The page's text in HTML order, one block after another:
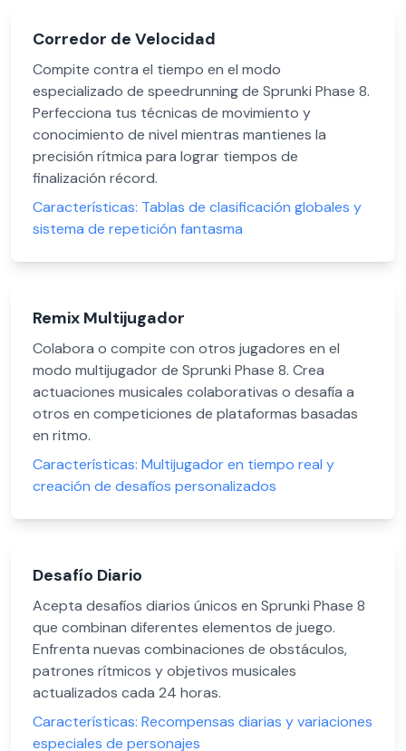
Corredor de Velocidad
Compite contra el tiempo en el modo
especializado de speedrunning de Sprunki Phase 8.
Perfecciona tus técnicas de movimiento y
conocimiento de nivel mientras mantienes la
precisión rítmica para lograr tiempos de
finalización récord.
Características: Tablas de clasificación globales y
sistema de repetición fantasma
Remix Multijugador
Colabora o compite con otros jugadores en el
modo multijugador de Sprunki Phase 8. Crea
actuaciones musicales colaborativas o desafía a
otros en competiciones de plataformas basadas
en ritmo.
Características: Multijugador en tiempo real y
creación de desafíos personalizados
Desafío Diario
Acepta desafíos diarios únicos en Sprunki Phase 8
que combinan diferentes elementos de juego.
Enfrenta nuevas combinaciones de obstáculos,
patrones rítmicos y objetivos musicales
actualizados cada 24 horas.
Características: Recompensas diarias y variaciones
especiales de personajes